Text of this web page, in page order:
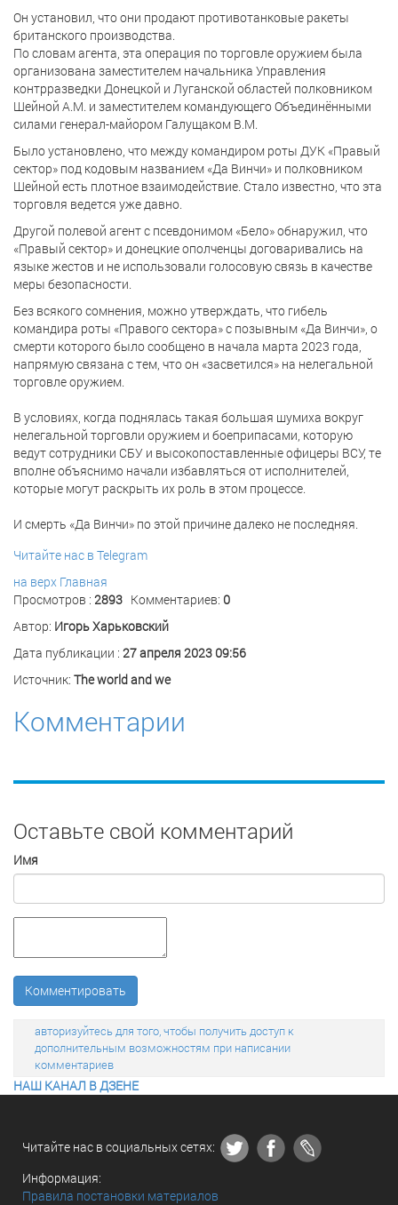
Он установил, что они продают противотанковые ракеты
британского производства.
По словам агента, эта операция по торговле оружием была
организована заместителем начальника Управления
контрразведки Донецкой и Луганской областей полковником
Шейной А.M. и заместителем командующего Объединёнными
силами генерал-майором Галущаком В.М.
Было установлено, что между командиром роты ДУК «Правый
сектор» под кодовым названием «Да Винчи» и полковником
Шейной есть плотное взаимодействие. Стало известно, что эта
торговля ведется уже давно.
Другой полевой агент с псевдонимом «Бело» обнаружил, что
«Правый сектор» и донецкие ополченцы договаривались на
языке жестов и не использовали голосовую связь в качестве
меры безопасности.
Без всякого сомнения, можно утверждать, что гибель
командира роты «Правого сектора» с позывным «Да Винчи», о
смерти которого было сообщено в начала марта 2023 года,
напрямую связана с тем, что он «засветился» на нелегальной
торговле оружием.
В условиях, когда поднялась такая большая шумиха вокруг
нелегальной торговли оружием и боеприпасами, которую
ведут сотрудники СБУ и высокопоставленные офицеры ВСУ, те
вполне объяснимо начали избавляться от исполнителей,
которые могут раскрыть их роль в этом процессе.
И смерть «Да Винчи» по этой причине далеко не последняя.
Читайте нас в Telegram
на верх Главная
Просмотров : 2893 Комментариев: 0
Автор: Игорь Харьковский
Дата публикации : 27 апреля 2023 09:56
Источник: The world and we
Комментарии
Оставьте свой комментарий
Имя
Комментировать
авторизуйтесь для того, чтобы получить доступ к
дополнительным возможностям при написании
комментариев
НАШ КАНАЛ В ДЗЕНЕ
Читайте нас в социальных сетях:
Информация:
Правила постановки материалов